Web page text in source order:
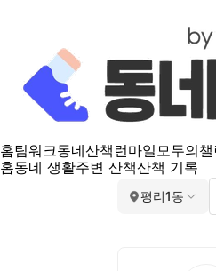
홈팀워크동네산책 런마일모두의챌
홈동네 생활주변 산책산책 기록
평리1동